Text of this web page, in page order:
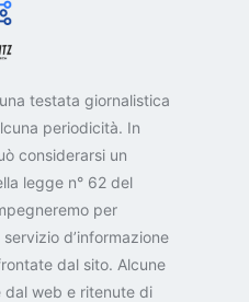
testata giornalistica
periodicità. In
considerarsi un
legge n° 62 del
per
d’informazione
dal sito. Alcune
web e ritenute di